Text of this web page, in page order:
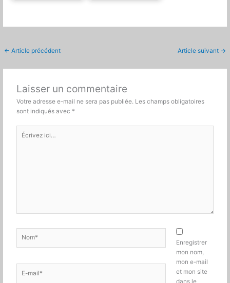
← Article précédent Article suivant →
Laisser un commentaire
Votre adresse e-mail ne sera pas publiée. Les champs obligatoires
sont indiqués avec *
Écrivez
ici…
mail*
Enregistrer
mon nom,
mon e-mail
et mon site
dans le